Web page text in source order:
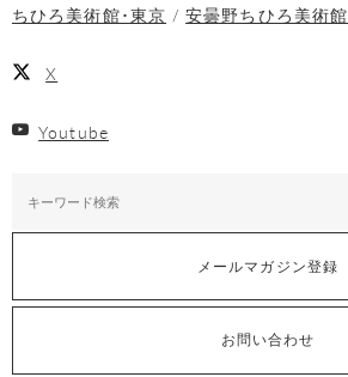
ちひろ美術館･東京
安曇野ちひろ美術館
X
Youtube
メールマガジン登録
お問い合わせ